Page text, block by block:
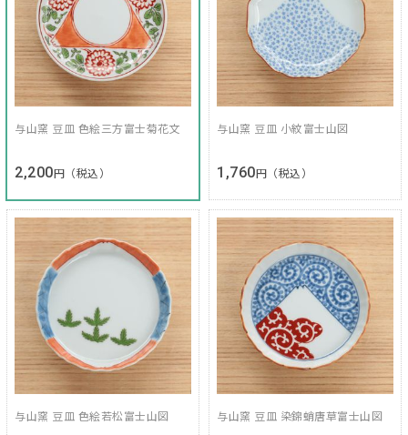
与山窯 豆皿 色絵三方富士菊花文
2,200 円（税込）
与山窯 豆皿 小紋富士山図
1,760 円（税込）
与山窯 豆皿 色絵若松富士山図 与山窯 豆皿 染錦蛸唐草富士山図